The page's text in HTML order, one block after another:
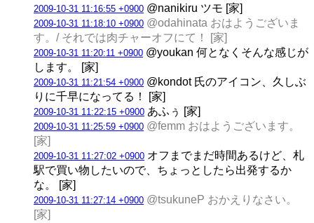
2009-10-31 11:16:55 +0900 @nanikiru ツモ [家]
2009-10-31 11:18:10 +0900 @odahinata おはようございま
す。/ それでは肉チャーオフにて！ [家]
2009-10-31 11:20:11 +0900 @youkan 何となくそんな感じが
します。 [家]
2009-10-31 11:21:54 +0900 @kondot 氏のアイコン、久しぶ
りに千早になってる！ [家]
2009-10-31 11:22:15 +0900 あふぅ [家]
2009-10-31 11:25:59 +0900 @femm おはようございます。
[家]
2009-10-31 11:27:02 +0900 オフまでまだ時間あるけど、札
駅で買い物したいので、ちょっとしたら出発するか
な。 [家]
2009-10-31 11:27:14 +0900 @tsukuneP おかえりなさい。
[家]